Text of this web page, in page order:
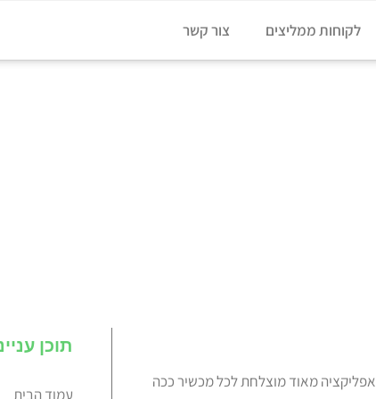
לקוחות ממליצים צור קשר
מיקרוסופט Teams מאפשר לנו לשתף מידע בקלות מכל מקום. יש ל- TEAMS אפליקציה מאוד מוצלחת לכל מכשיר ככה
תוכן
עמוד הבית